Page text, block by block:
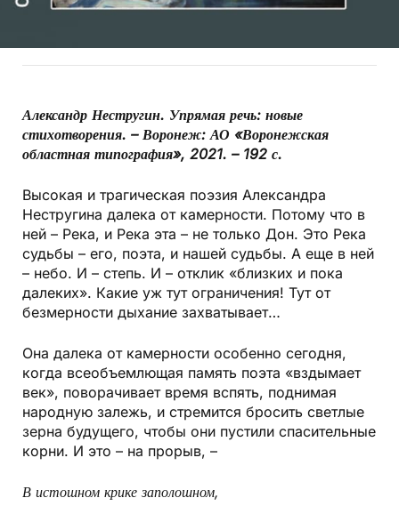
Александр Нестругин. Упрямая речь: новые
стихотворения. – Воронеж: АО «Воронежская
областная типография», 2021. – 192 с.
Высокая и трагическая поэзия Александра
Нестругина далека от камерности. Потому что в
ней – Река, и Река эта – не только Дон. Это Река
судьбы – его, поэта, и нашей судьбы. А еще в ней
– небо. И – степь. И – отклик «близких и пока
далеких». Какие уж тут ограничения! Тут от
безмерности дыхание захватывает…
Она далека от камерности особенно сегодня,
когда всеобъемлющая память поэта «вздымает
век», поворачивает время вспять, поднимая
народную залежь, и стремится бросить светлые
зерна будущего, чтобы они пустили спасительные
корни. И это – на прорыв, –
В истошном крике заполошном,